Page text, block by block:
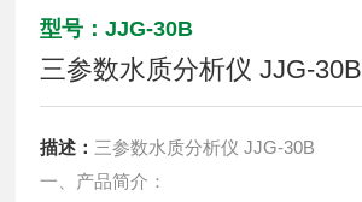
型号：JJG-30B
三参数水质分析仪 JJG-30B
描述： 三参数水质分析仪 JJG-30B
一、产品简介：